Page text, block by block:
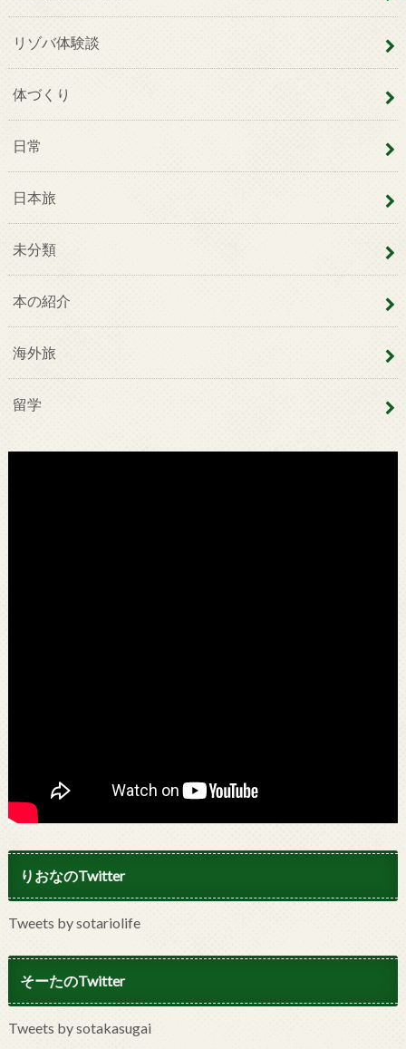
リゾバ体験談
体づくり
日常
日本旅
未分類
本の紹介
海外旅
留学
りおなのTwitter
Tweets by sotariolife
そーたのTwitter
Tweets by sotakasugai